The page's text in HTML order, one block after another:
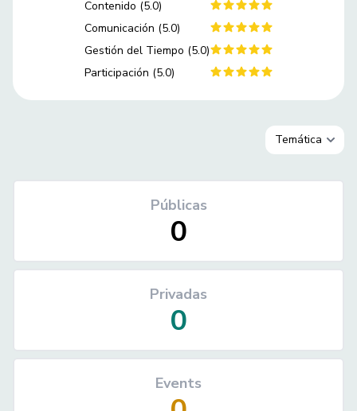
Contenido (5.0)
Comunicación (5.0)
Gestión del Tiempo (5.0)
Participación (5.0)
Públicas
0
Privadas
0
Events